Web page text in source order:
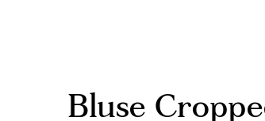
Bluse